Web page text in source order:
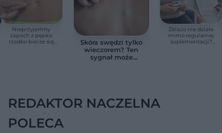
Nieprzyjemny
zapach z pępka
rzadko bierze się
Skóra swędzi tylko
wieczorem? Ten
sygnał może
Żelazo nie działa
mimo regularnej
suplementacji?
REDAKTOR NACZELNA
POLECA